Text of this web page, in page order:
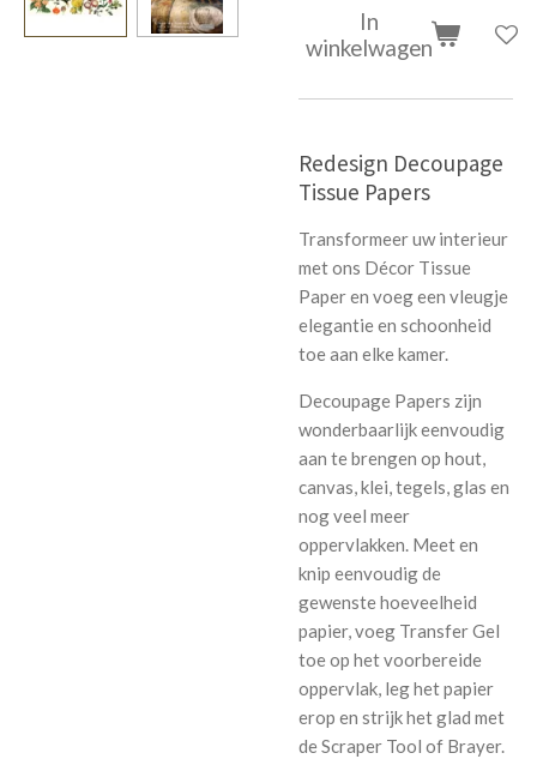
In
winkelwagen
Redesign Decoupage
Tissue Papers
Transformeer uw interieur
met ons Décor Tissue
Paper en voeg een vleugje
elegantie en schoonheid
toe aan elke kamer.
Decoupage Papers zijn
wonderbaarlijk eenvoudig
aan te brengen op hout,
canvas, klei, tegels, glas en
nog veel meer
oppervlakken. Meet en
knip eenvoudig de
gewenste hoeveelheid
papier, voeg Transfer Gel
toe op het voorbereide
oppervlak, leg het papier
erop en strijk het glad met
de Scraper Tool of Brayer.